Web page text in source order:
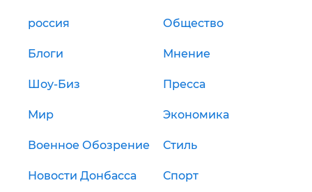
россия Общество
Блоги Мнение
Шоу-Биз Пресса
Мир Экономика
Военное Обозрение Стиль
Новости Донбасса Спорт